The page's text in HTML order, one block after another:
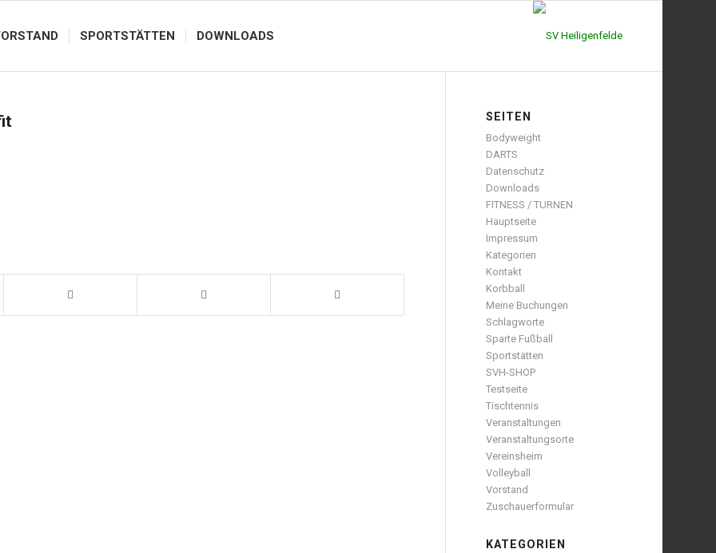
SPORTSTÄTTEN DOWNLOADS
SEITEN
Bodyweight
DARTS
Datenschutz
Downloads
FITNESS / TURNEN
Hauptseite
Impressum
Kategorien
Kontakt
Korbball
Meine Buchungen
Schlagworte
Sparte Fußball
Sportstätten
SVH-SHOP
Testseite
Tischtennis
Veranstaltungen
Veranstaltungsorte
Vereinsheim
Volleyball
Vorstand
Zuschauerformular
KATEGORIEN